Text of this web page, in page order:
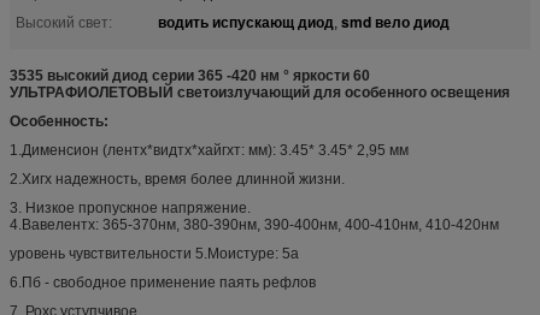
Высокий свет:
водить испускающ диод, smd вело диод
3535 высокий диод серии 365 -420 нм ° яркости 60
УЛЬТРАФИОЛЕТОВЫЙ светоизлучающий для особенного освещения
Особенность:
1.Дименсион (лентх*видтх*хайгхт: мм): 3.45* 3.45* 2,95 мм
2.Хигх надежность, время более длинной жизни.
3. Низкое пропускное напряжение.
4.Вавелентх: 365-370нм, 380-390нм, 390-400нм, 400-410нм, 410-420нм
уровень чувствительности 5.Моистуре: 5а
6.Пб - свободное применение паять рефлов
7. Рохс уступчивое